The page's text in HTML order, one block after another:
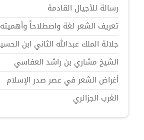
رسالة للأجيال القادمة
تعريف الشعر لغة واصطلاحاً
جلالة الملك عبدالله الثاني ابن
الشيخ مشاري بن راشد العفاسي
أغراض الشعر في عصر صدر الإسلام
الغرب الجزائري